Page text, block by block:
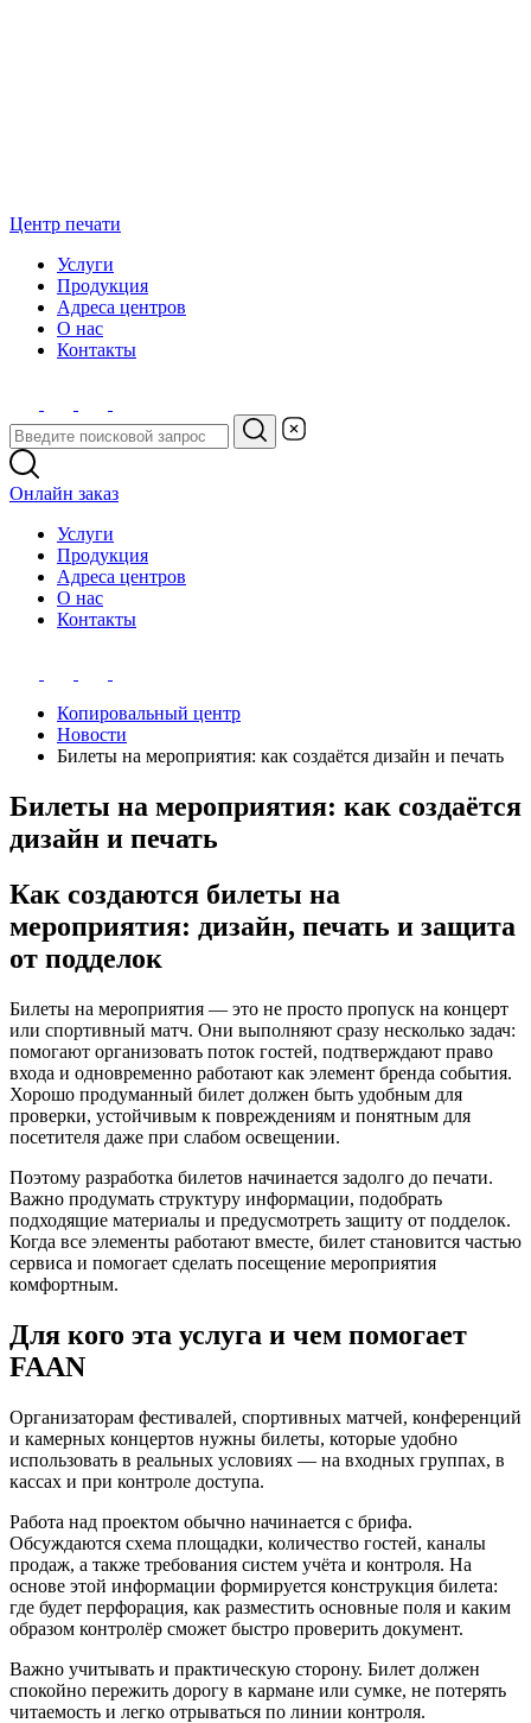
Центр печати
Услуги
Продукция
Адреса центров
О нас
Контакты
Онлайн заказ
Услуги
Продукция
Адреса центров
О нас
Контакты
Копировальный центр
Новости
Билеты на мероприятия: как создаётся дизайн и печать
Билеты на мероприятия: как создаётся
дизайн и печать
Как создаются билеты на
мероприятия: дизайн, печать и защита
от подделок
Билеты на мероприятия — это не просто пропуск на концерт
или спортивный матч. Они выполняют сразу несколько задач:
помогают организовать поток гостей, подтверждают право
входа и одновременно работают как элемент бренда события.
Хорошо продуманный билет должен быть удобным для
проверки, устойчивым к повреждениям и понятным для
посетителя даже при слабом освещении.
Поэтому разработка билетов начинается задолго до печати.
Важно продумать структуру информации, подобрать
подходящие материалы и предусмотреть защиту от подделок.
Когда все элементы работают вместе, билет становится частью
сервиса и помогает сделать посещение мероприятия
комфортным.
Для кого эта услуга и чем помогает
FAAN
Организаторам фестивалей, спортивных матчей, конференций
и камерных концертов нужны билеты, которые удобно
использовать в реальных условиях — на входных группах, в
кассах и при контроле доступа.
Работа над проектом обычно начинается с брифа.
Обсуждаются схема площадки, количество гостей, каналы
продаж, а также требования систем учёта и контроля. На
основе этой информации формируется конструкция билета:
где будет перфорация, как разместить основные поля и каким
образом контролёр сможет быстро проверить документ.
Важно учитывать и практическую сторону. Билет должен
спокойно пережить дорогу в кармане или сумке, не потерять
читаемость и легко отрываться по линии контроля.